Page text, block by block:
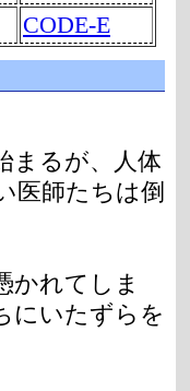
CODE-E
まるが、人体
医師たちは倒
かれてしま
にいたずらを